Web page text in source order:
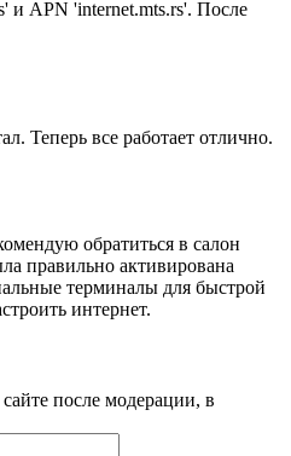
и APN 'internet.mts.rs'. После
Теперь все работает отлично.
обратиться в салон
правильно активирована
терминалы для быстрой
интернет.
после модерации, в